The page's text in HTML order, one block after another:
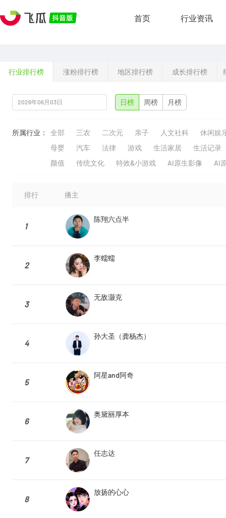
首页 行业资讯
行业排行榜 涨粉排行榜 地区排行榜 成长排行榜
日榜 周榜 月榜
所属行业： 全部 三农 二次元 亲子 人文社科
休闲娱
母婴
汽车 法律 游戏 生活家居
生活记录
颜值
传统文化 特效&小游戏 AI原生影像 AI
排行 播主
1
陈翔六点半
2
李蠕蠕
3
无敌灏克
4
孙大圣（龚杨杰）
5
阿星and阿奇
6
奥黛丽厚本
7
任志达
8
放扬的心心